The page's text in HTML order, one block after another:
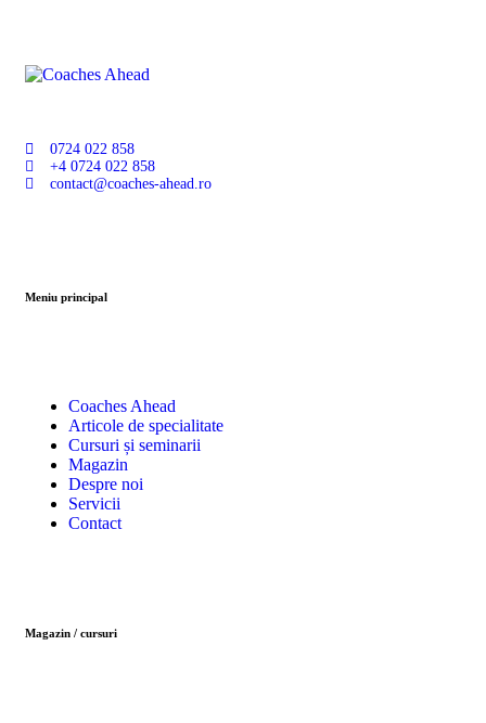
0724 022 858
+4 0724 022 858
contact@coaches-ahead.ro
Meniu principal
Coaches Ahead
Articole de specialitate
Cursuri și seminarii
Magazin
Despre noi
Servicii
Contact
Magazin / cursuri